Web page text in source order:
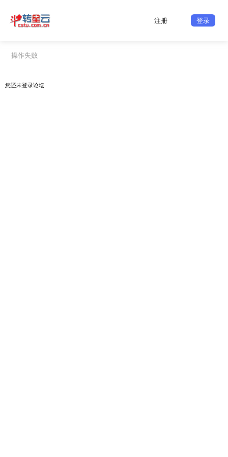
注册 登录
操作失败
您还未登录论坛